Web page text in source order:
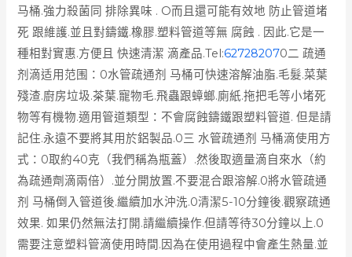
马桶.強力殺菌同 排除異味 . O而且還可能有效地 防止管道堵
死 跟維護.並且對鑄鐵.橡膠.塑料管道等無 腐蝕 . 因此.它是一
種相對實惠.方便且 快速清潔 滴產品.Tel:627282070二 疏通
剂滴适用范围：0水管疏通剂 马桶可快速溶解油脂.毛髮.菜葉
殘渣.廚房垃圾.茶葉.寵物毛.飛蟲跟蟑螂.廁紙.拖把毛等小堵死
物等有機物.適用管道類型：不會腐蝕鑄鐵跟塑料管道. 但是請
記住.永遠不要將其用於鋁製品.0三 水管疏通剂 马桶滴使用方
式：0取約40克（我們稱為瓶蓋）.然後取適量滴自來水（約
為疏通劑滴兩倍）.並分開放置.不要混合跟溶解.0將水管疏通
剂 马桶倒入管道後.繼續加水沖洗.0清潔5-10分鐘後.觀察疏通
效果. 如果仍然無法打開.請繼續操作.但請等待30分鐘以上.0
需要注意塑料管滴使用時間.因為在使用過程中會產生熱量.並